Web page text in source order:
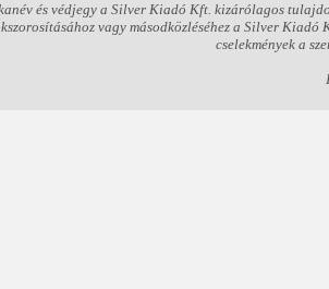
és védjegy a Silver Kiadó Kft. kizárólagos
vagy másodközléséhez a Silver
cselekmények a